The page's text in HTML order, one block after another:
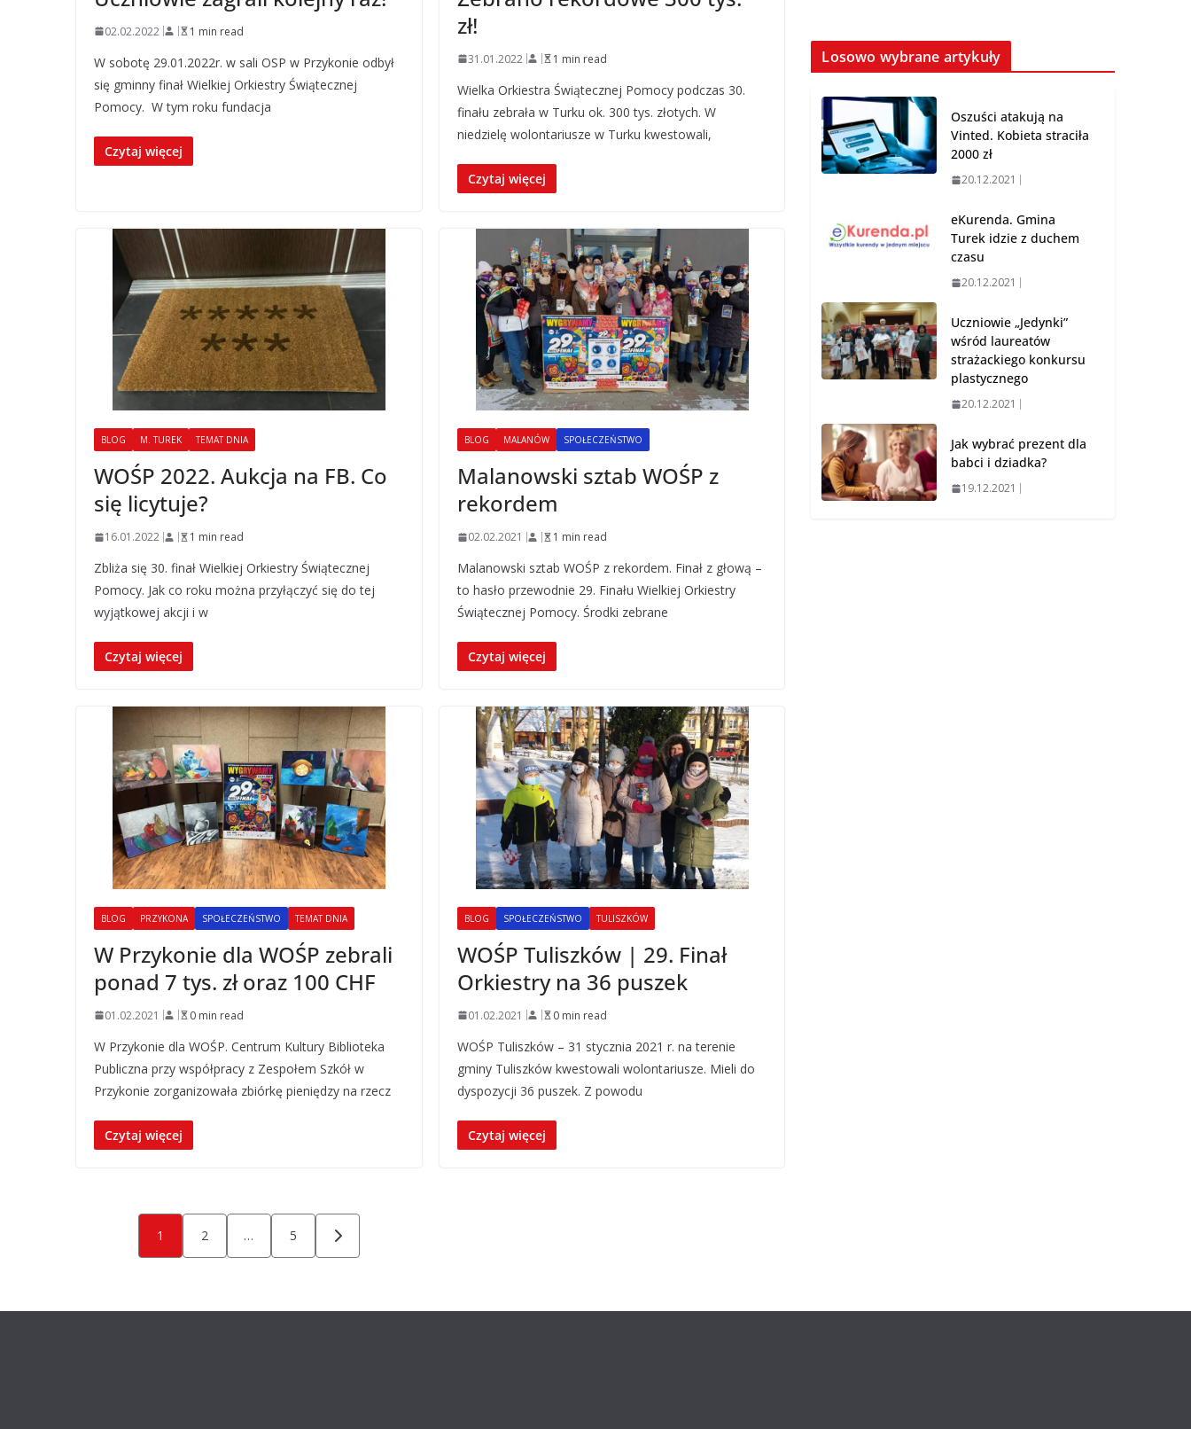
02.02.2022 1 min read
W sobotę 29.01.2022r. w sali OSP w Przykonie odbył
się gminny finał Wielkiej Orkiestry Świątecznej
Pomocy. W tym roku fundacja
Czytaj więcej
zł!
31.01.2022 1 min read
Wielka Orkiestra Świątecznej Pomocy podczas 30.
finału zebrała w Turku ok. 300 tys. złotych. W
niedzielę wolontariusze w Turku kwestowali,
Czytaj więcej
BLOG M. TUREK TEMAT DNIA
WOŚP 2022. Aukcja na FB. Co
się licytuje?
16.01.2022 1 min read
Zbliża się 30. finał Wielkiej Orkiestry Świątecznej
Pomocy. Jak co roku można przyłączyć się do tej
wyjątkowej akcji i w
Czytaj więcej
BLOG MALANÓW SPOŁECZEŃSTWO
Malanowski sztab WOŚP z
rekordem
02.02.2021 1 min read
Malanowski sztab WOŚP z rekordem. Finał z głową –
to hasło przewodnie 29. Finału Wielkiej Orkiestry
Świątecznej Pomocy. Środki zebrane
Czytaj więcej
BLOG PRZYKONA SPOŁECZEŃSTWO TEMAT DNIA
W Przykonie dla WOŚP zebrali
ponad 7 tys. zł oraz 100 CHF
01.02.2021 0 min read
W Przykonie dla WOŚP. Centrum Kultury Biblioteka
Publiczna przy współpracy z Zespołem Szkół w
Przykonie zorganizowała zbiórkę pieniędzy na rzecz
Czytaj więcej
BLOG SPOŁECZEŃSTWO TULISZKÓW
WOŚP Tuliszków | 29. Finał
Orkiestry na 36 puszek
01.02.2021 0 min read
WOŚP Tuliszków – 31 stycznia 2021 r. na terenie
gminy Tuliszków kwestowali wolontariusze. Mieli do
dyspozycji 36 puszek. Z powodu
Czytaj więcej
Stronicowanie
wpisów
1 2 … 5
04.08.2026
Losowo wybrane artykuły
Oszuści atakują na
Vinted. Kobieta straciła
2000 zł
20.12.2021
eKurenda. Gmina
Turek idzie z duchem
czasu
20.12.2021
Uczniowie „Jedynki”
wśród laureatów
strażackiego konkursu
plastycznego
20.12.2021
Jak wybrać prezent dla
babci i dziadka?
19.12.2021